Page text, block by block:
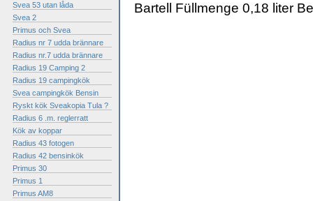
Svea 53 utan låda
Svea 2
Primus och Svea
Radius nr 7 udda brännare
Radius nr.7 udda brännare
Radius 19 Camping 2
Radius 19 campingkök
Svea campingkök Bensin
Ryskt kök Sveakopia Tula ?
Radius 6 .m. reglerratt
Kök av koppar
Radius 43 fotogen
Radius 42 bensinkök
Primus 30
Primus 1
Primus AM8
Bartell Füllmenge 0,18 liter